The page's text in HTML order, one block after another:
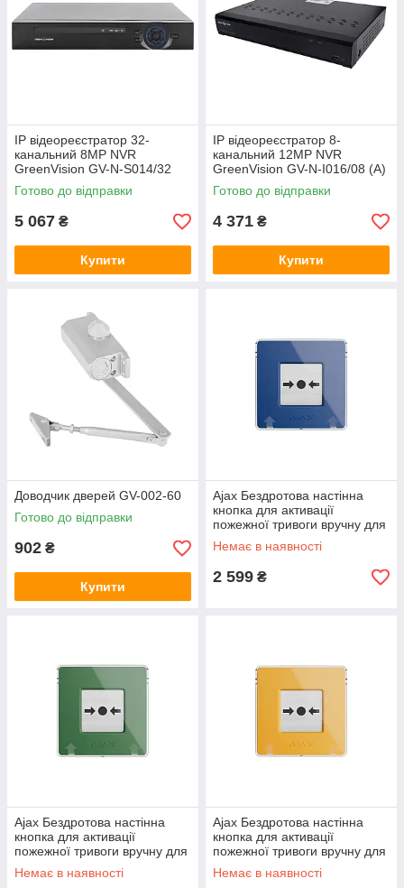
IP відеореєстратор 32-
канальний 8MP NVR
GreenVision GV-N-S014/32
(Lite)
Готово до відправки
5 067 ₴
Купити
IP відеореєстратор 8-
канальний 12MP NVR
GreenVision GV-N-I016/08 (A)
Готово до відправки
4 371 ₴
Купити
Доводчик дверей GV-002-60
Готово до відправки
902 ₴
Купити
Ajax Бездротова настінна
кнопка для активації
пожежної тривоги вручну для
житлових об'єктів Manual Call
Point, jeweller,
Немає в наявності
2 599 ₴
Ajax Бездротова настінна
кнопка для активації
пожежної тривоги вручну для
житлових об'єктів Manual Call
Point, jeweller,
Немає в наявності
Ajax Бездротова настінна
кнопка для активації
пожежної тривоги вручну для
житлових об'єктів Manual Call
Point, jeweller,
Немає в наявності